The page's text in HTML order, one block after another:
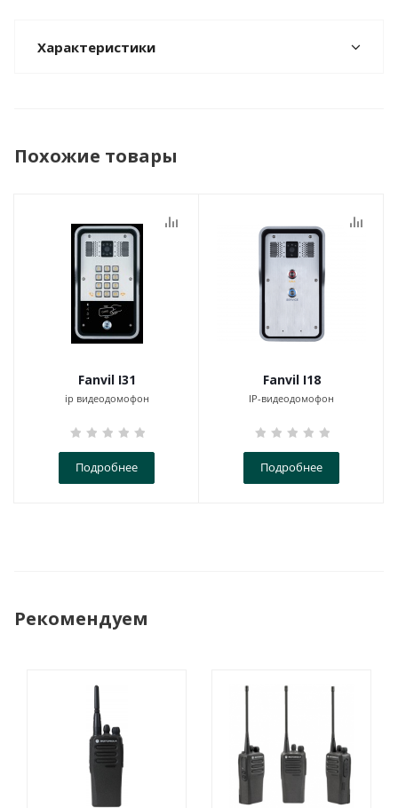
Характеристики
Похожие товары
Fanvil I31
ip видеодомофон
Подробнее
Fanvil I18
IP-видеодомофон
Подробнее
Рекомендуем